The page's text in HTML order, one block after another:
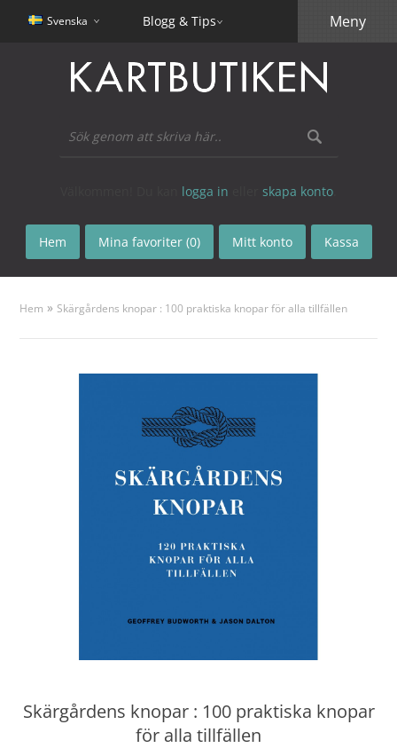
Svenska Blogg & Tips
logga in skapa konto
Hem Mina favoriter (0) Mitt konto Kassa
Meny
Hem » Skärgårdens knopar : 100 praktiska knopar för alla tillfällen
Skärgårdens knopar : 100 praktiska knopar
för alla tillfällen